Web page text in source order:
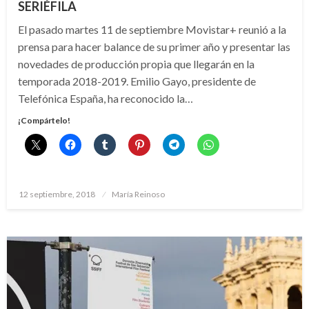
SERIÉFILA
El pasado martes 11 de septiembre Movistar+ reunió a la
prensa para hacer balance de su primer año y presentar las
novedades de producción propia que llegarán en la
temporada 2018-2019. Emilio Gayo, presidente de
Telefónica España, ha reconocido la…
¡Compártelo!
Publicado
12 septiembre, 2018 María Reinoso